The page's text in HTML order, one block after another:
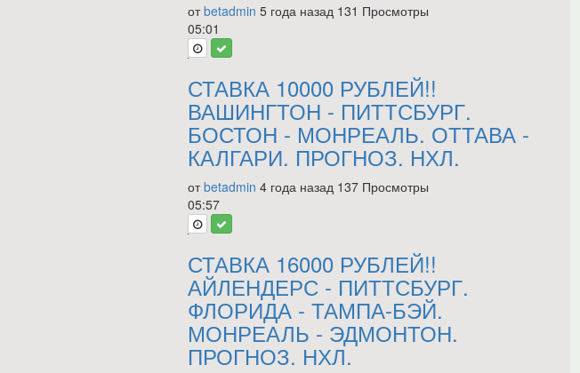
отbetadmin 5 года назад 131 Просмотры
05:01
СТАВКА 10000 РУБЛЕЙ!!
ВАШИНГТОН - ПИТТСБУРГ.
БОСТОН - МОНРЕАЛЬ. ОТТАВА -
КАЛГАРИ. ПРОГНОЗ. НХЛ.
отbetadmin 4 года назад 137 Просмотры
05:57
СТАВКА 16000 РУБЛЕЙ!!
АЙЛЕНДЕРС - ПИТТСБУРГ.
ФЛОРИДА - ТАМПА-БЭЙ.
МОНРЕАЛЬ - ЭДМОНТОН.
ПРОГНОЗ. НХЛ.